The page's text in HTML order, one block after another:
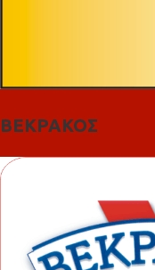
ΒΕΚΡΑΚΟΣ